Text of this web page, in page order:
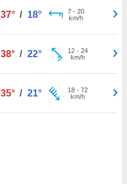
37° / 18° 7- 20
km/h
38° / 22° 12- 24
km/h
35° / 21° 18- 72
km/h